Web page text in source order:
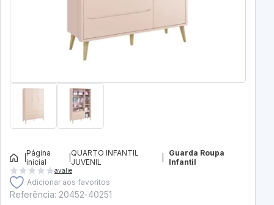
Página
inicial
QUARTO INFANTIL
JUVENIL
Guarda Roupa
Infantil
avalie
Adicionar aos favoritos
Referência: 20452-40251